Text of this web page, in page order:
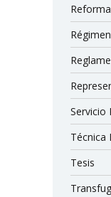
Servicio
Técnica
Tesis